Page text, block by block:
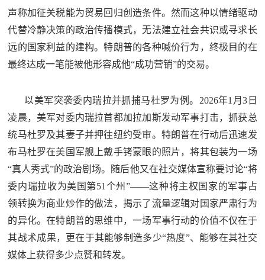
声称加征关税能为贸易回归创造条件。然而这种以情绪驱动
代替冷静决策的政治传播模式，无法建立社会共识或寻求长
远的国家利益的建构。特朗普的各种喊价行为，终极目的在
最终达成一笔能被他形容成他“成功营销”的交易。
以美军突袭委内瑞拉并抓捕马杜罗为例。2026年1月3日
凌晨，美军对委内瑞拉首都加拉加斯发动军事打击，抓获总
统马杜罗及其妻子并押往纽约受审。特朗普在行动后迅速发
布马杜罗在美国军舰上戴手铐蒙眼的照片，将其包装为一场
“真人秀式”的政治剧场。随后他又在社交媒体宣称要讨论“将
委内瑞拉收为美国第51个州”——这种将主权国家的军事占
领转换为商业炒作的做法，揭示了流量逻辑对国家严肃行为
的异化。在特朗普的思维中，一场军事行动的价值不仅在于
其战术成果，更在于其能够制造多少“热度”、能够在其社交
媒体上获得多少点赞和转发。